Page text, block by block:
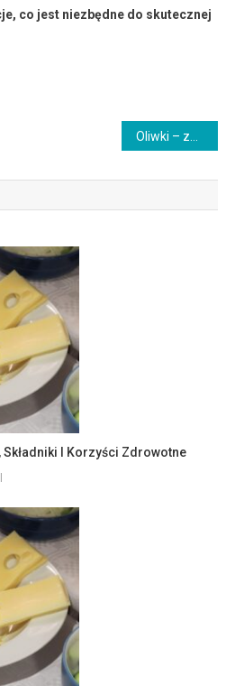
co jest niezbędne do skutecznej
Składniki I Korzyści Zdrowotne